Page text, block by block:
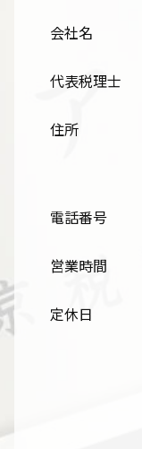
会社名
代表税理士
住所
電話番号
営業時間
定休日